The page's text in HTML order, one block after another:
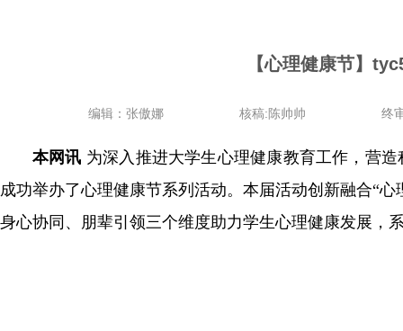
【心理健康节】
编辑：张傲娜 核稿:陈帅帅 终
本网讯 为深入推进大学生心理健康教育工作，营
成功举办了心理健康节系列活动。本届活动创新融合“
身心协同、朋辈引领三个维度助力学生心理健康发展，